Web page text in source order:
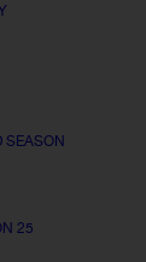
SEASON
25